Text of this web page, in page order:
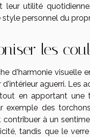
leur utilité
personnel du
les
d'harmonie visuelle
d'intérieur aguerri. Les
en apportant une
exemple des
contribuer à un
tandis que le